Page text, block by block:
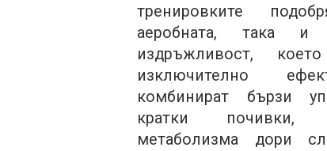
тренировките
аеробната, така и
издръжливост,
изключително
комбинират бързи
кратки почивки,
метаболизма дори